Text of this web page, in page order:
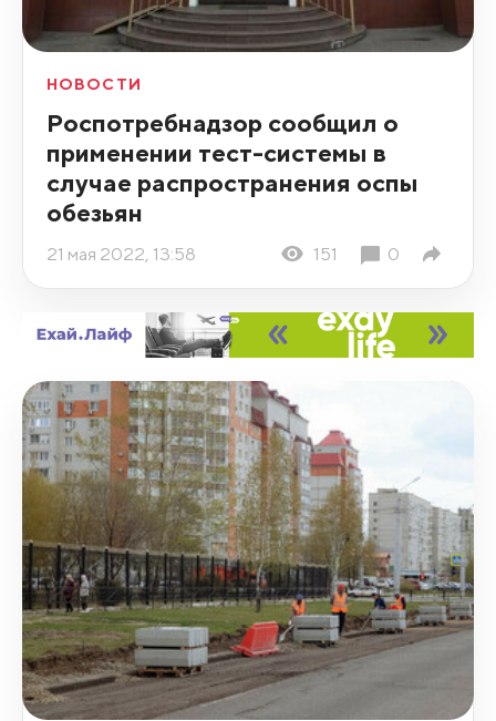
НОВОСТИ
Роспотребнадзор сообщил о
применении тест-системы в
случае распространения оспы
обезьян
21 мая 2022, 13:58 151 0